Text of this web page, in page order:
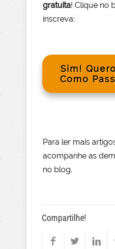
gratuita! Clique no
inscreva:
Sim!
Como
Para ler mais
acompanhe as
no blog.
Compartilhe!